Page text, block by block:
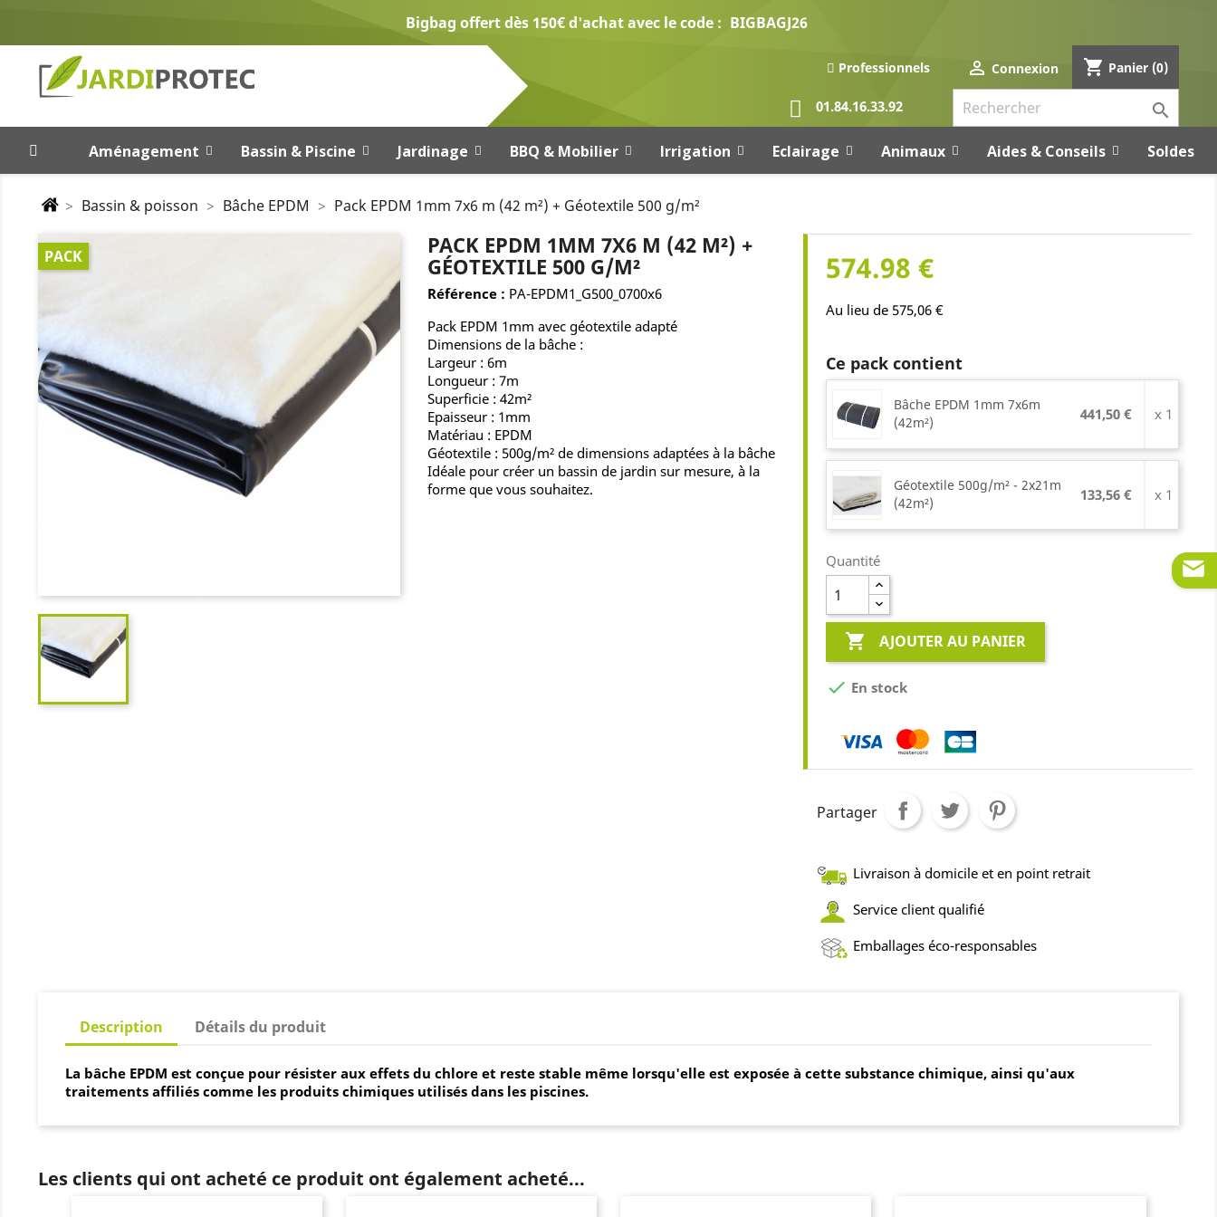
Bigbag offert dès 150€ d'achat avec le code : BIGBAGJ26
Professionnels  Connexion shopping_cart Panier (0)
01.84.16.33.92 
Aménagement Bassin & Piscine Jardinage BBQ & Mobilier Irrigation Eclairage Animaux Aides & Conseils Soldes
Bassin & poisson Bâche EPDM Pack EPDM 1mm 7x6 m (42 m²) + Géotextile 500 g/m²
PACK
PACK EPDM 1MM 7X6 M (42 M²) +
GÉOTEXTILE 500 G/M²
Référence : PA-EPDM1_G500_0700x6
Pack EPDM 1mm avec géotextile adapté
Dimensions de la bâche :
Largeur : 6m
Longueur : 7m
Superficie : 42m²
Epaisseur : 1mm
Matériau : EPDM
Géotextile : 500g/m² de dimensions adaptées à la bâche
Idéale pour créer un bassin de jardin sur mesure, à la
forme que vous souhaitez.
574.98 €
Au lieu de 575,06 €
Ce pack contient
Bâche EPDM 1mm 7x6m
(42m²)
441,50 € x 1
Géotextile 500g/m² - 2x21m
(42m²)
133,56 € x 1
Quantité
 AJOUTER AU PANIER
 En stock
Partager
Livraison à domicile et en point retrait
Service client qualifié
Emballages éco-responsables
Description Détails du produit
La bâche EPDM est conçue pour résister aux effets du chlore et reste stable même lorsqu'elle est exposée à cette substance chimique, ainsi qu'aux
traitements affiliés comme les produits chimiques utilisés dans les piscines.
Les clients qui ont acheté ce produit ont également acheté...